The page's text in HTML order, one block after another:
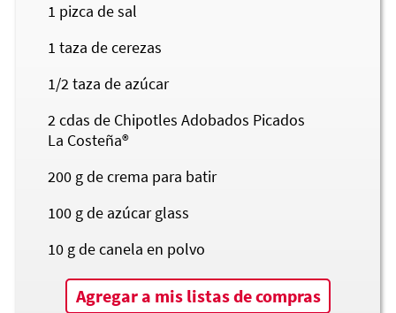
1 pizca de sal
1 taza de cerezas
1/2taza de azúcar
2cdas de Chipotles Adobados Picados
La Costeña®
200 g de crema para batir
100 g de azúcar glass
10 g de canela en polvo
Agregar a mis listas de compras